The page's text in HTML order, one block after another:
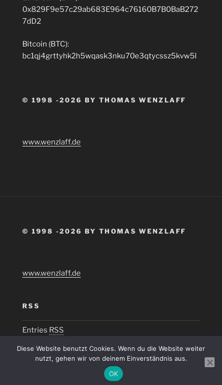
0x829F9e57c29ab683E964c76160B7B0BaB272
7dD2
Bitcoin (BTC):
bc1qj4grttyhk2h5wqask3nku70e3qtycssz5kvw5l
© 1998 -2026 BY THOMAS WENZLAFF
www.wenzlaff.de
© 1998 -2026 BY THOMAS WENZLAFF
www.wenzlaff.de
RSS
Entries RSS
Diese Website benutzt Cookies. Wenn du die Website weiter
nutzt, gehen wir von deinem Einverständnis aus.
OK